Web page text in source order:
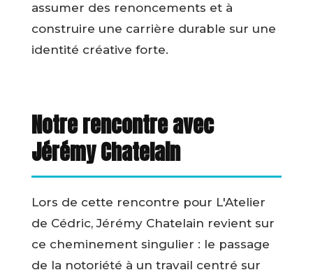
assumer des renoncements et à
construire une carrière durable sur une
identité créative forte.
Notre rencontre avec
Jérémy Chatelain
Lors de cette rencontre pour L'Atelier
de Cédric, Jérémy Chatelain revient sur
ce cheminement singulier : le passage
de la notoriété à un travail centré sur